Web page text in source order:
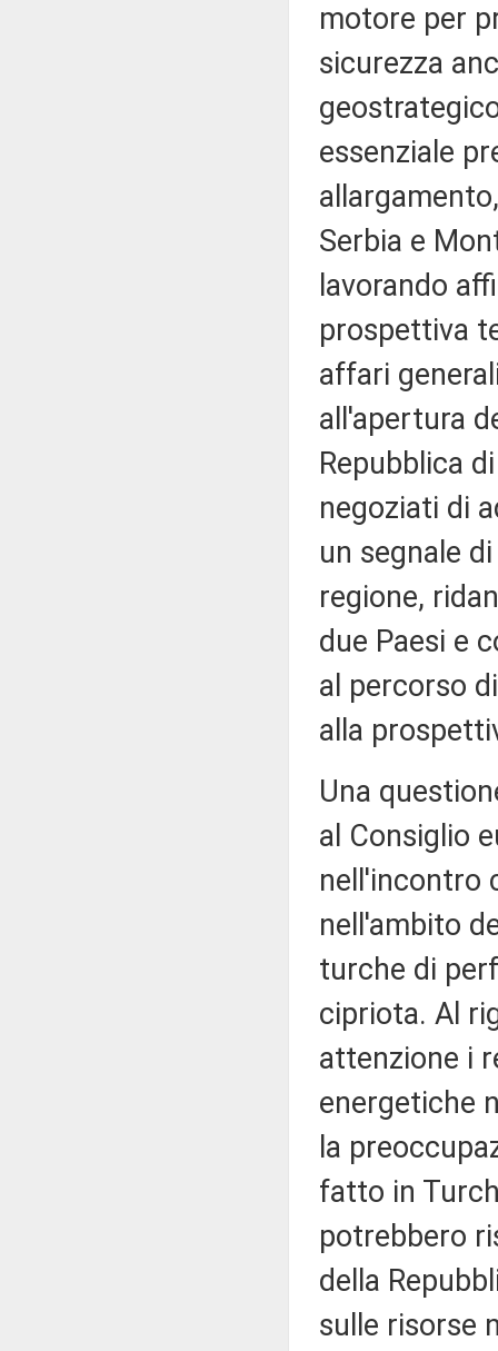
motore per
sicurezza
essenziale
Serbia e
lavorando
prospettiva
affari
all'apertura
Repubblica
negoziati di
un segnale
regione,
due Paesi e
al percorso
alla
Una
al Consiglio
nell'incontro
nell'ambito
turche di
cipriota. Al
attenzione i
energetiche
la
fatto in
potrebbero
della
sulle risorse